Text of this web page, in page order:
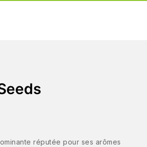
réputée pour ses arômes